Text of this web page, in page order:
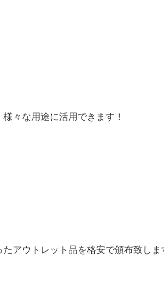
々な用途に活用できます！
アウトレット品を格安で頒布致しま